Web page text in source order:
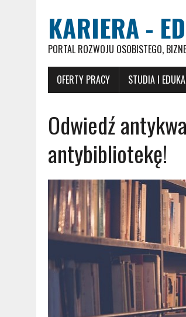
KARIERA -
PORTAL ROZWOJU OSOBISTEGO,
OFERTY PRACY STUDIA I
Odwiedź
antybibliotekę!